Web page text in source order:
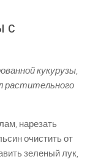
с
кукурузы,
растительного
нарезать
очистить от
зеленый лук,